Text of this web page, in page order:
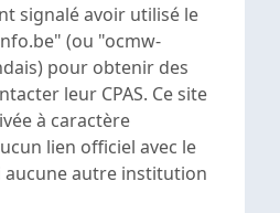
signalé avoir utilisé le
(ou "ocmw-
pour obtenir des
leur CPAS. Ce site
à caractère
lien officiel avec le
aucune autre institution